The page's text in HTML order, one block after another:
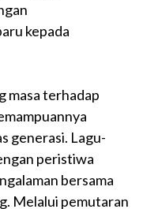
kepada
masa terhadap
generasi. Lagu-
peristiwa
bersama
Melalui pemutaran